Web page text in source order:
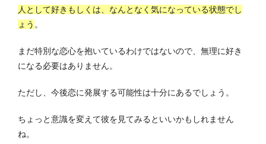
人として好きもしくは、なんとなく気になっている状態でし
ょう 。
まだ特別な恋心を抱いているわけではないので、無理に好き
になる必要はありません。
ただし、今後恋に発展する可能性は十分にあるでしょう。
ちょっと意識を変えて彼を見てみるといいかもしれません
ね。